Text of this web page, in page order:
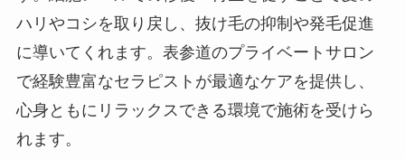
ハリやコシを取り戻し、抜け毛の抑制や発毛促進
に導いてくれます。表参道のプライベートサロン
で経験豊富なセラピストが最適なケアを提供し、
心身ともにリラックスできる環境で施術を受けら
れます。